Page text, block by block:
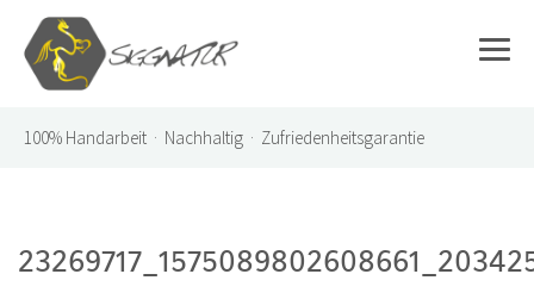
100% Handarbeit · Nachhaltig · Zufriedenheitsgarantie